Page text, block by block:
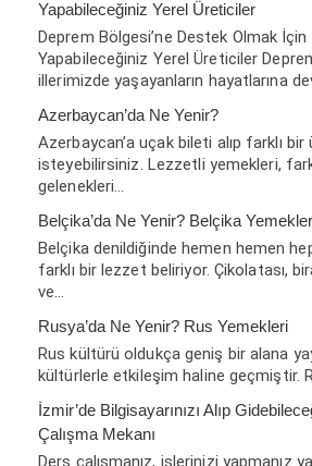
Yapabileceğiniz Yerel Üreticiler
Deprem Bölgesi’ne Destek Olmak İçin
Yapabileceğiniz Yerel Üreticiler
illerimizde yaşayanların hayatlarına
Azerbaycan’da Ne Yenir?
Azerbaycan’a uçak bileti alıp farklı
isteyebilirsiniz. Lezzetli yemekleri,
gelenekleri…
Belçika’da Ne Yenir? Belçika
Belçika denildiğinde hemen hemen
farklı bir lezzet beliriyor. Çikolatası,
ve…
Rusya’da Ne Yenir? Rus Yemekleri
Rus kültürü oldukça geniş bir alana
kültürlerle etkileşim haline geçmiştir.
İzmir’de Bilgisayarınızı Alıp
Çalışma Mekanı
Ders çalışmanız, işlerinizi yapmanız